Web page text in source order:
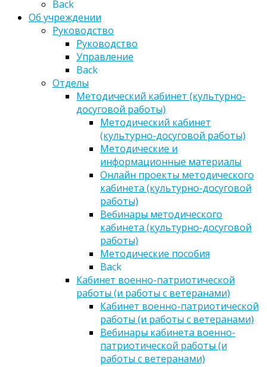
Back
Об учреждении
Руководство
Руководство
Управление
Back
Отделы
Методический кабинет (культурно-
досуговой работы)
Методический кабинет
(культурно-досуговой работы)
Методические и
информационные материалы
Онлайн проекты методического
кабинета (культурно-досуговой
работы)
Вебинары методического
кабинета (культурно-досуговой
работы)
Методические пособия
Back
Кабинет военно-патриотической
работы (и работы с ветеранами)
Кабинет военно-патриотической
работы (и работы с ветеранами)
Вебинары кабинета военно-
патриотической работы (и
работы с ветеранами)